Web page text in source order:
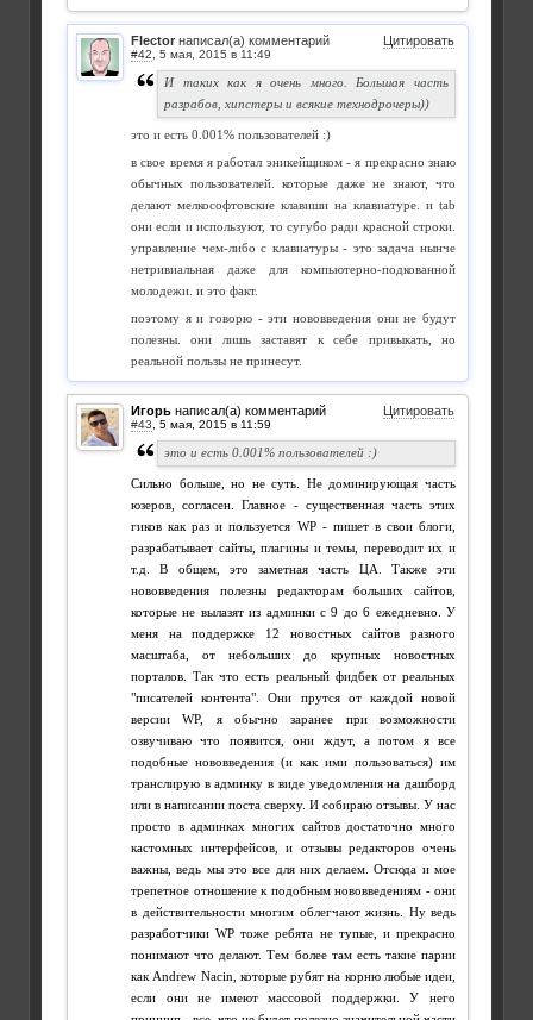
Flector написал(а) комментарий Цитировать
#42
И таких как я очень много. Большая часть
разрабов, хипстеры и всякие технодрочеры))
это и есть 0.001% пользователей :)
в свое время я работал эникейщиком - я прекрасно знаю
обычных пользователей. которые даже не знают, что
делают мелкософтовские клавиши на клавиатуре. и tab
они если и используют, то сугубо ради красной строки.
управление чем-либо с клавиатуры - это задача нынче
нетривиальная даже для компьютерно-подкованной
молодежи. и это факт.
поэтому я и говорю - эти нововведения они не будут
полезны. они лишь заставят к себе привыкать, но
реальной пользы не принесут.
Игорь написал(а) комментарий Цитировать
#43
это и есть 0.001% пользователей :)
Сильно больше, но не суть. Не доминирующая часть
юзеров, согласен. Главное - существенная часть этих
гиков как раз и пользуется WP - пишет в свои блоги,
разрабатывает сайты, плагины и темы, переводит их и
т.д. В общем, это заметная часть ЦА. Также эти
нововведения полезны редакторам больших сайтов,
которые не вылазят из админки с 9 до 6 ежедневно. У
меня на поддержке 12 новостных сайтов разного
масштаба, от небольших до крупных новостных
порталов. Так что есть реальный фидбек от реальных
"писателей контента". Они прутся от каждой новой
версии WP, я обычно заранее при возможности
озвучиваю что появится, они ждут, а потом я все
подобные нововведения (и как ими пользоваться) им
транслирую в админку в виде уведомления на дашборд
или в написании поста сверху. И собираю отзывы. У нас
просто в админках многих сайтов достаточно много
кастомных интерфейсов, и отзывы редакторов очень
важны, ведь мы это все для них делаем. Отсюда и мое
трепетное отношение к подобным нововведениям - они
в действительности многим облегчают жизнь. Ну ведь
разработчики WP тоже ребята не тупые, и прекрасно
понимают что делают. Тем более там есть такие парни
как Andrew Nacin, которые рубят на корню любые идеи,
если они не имеют массовой поддержки. У него